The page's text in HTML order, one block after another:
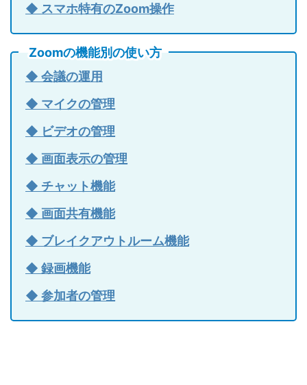
◆ スマホ特有のZoom操作
Zoomの機能別の使い方
◆ 会議の運用
◆ マイクの管理
◆ ビデオの管理
◆ 画面表示の管理
◆ チャット機能
◆ 画面共有機能
◆ ブレイクアウトルーム機能
◆ 録画機能
◆ 参加者の管理